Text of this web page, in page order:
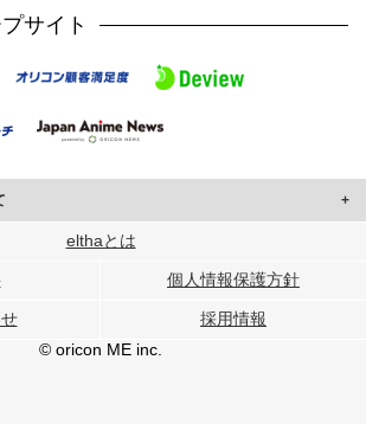
サイト
使用して、ユーザーに合わせたコンテンツや広告の
ータ解析の各パートナーに提供しています。
報とユーザーが各パートナーに提供した他の情報や、
のサービスを使用したときに収集した他の情報を組み
elthaとは
個人情報保護方針
採用情報
© oricon ME inc.